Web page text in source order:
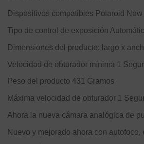
Dispositivos compatibles Polaroid Now
Tipo de control de exposición
Dimensiones del producto: largo x
Velocidad de obturador mínima 1
Peso del producto 431 Gramos
Máxima velocidad de obturador 1
Ahora la nueva cámara analógica de
Nuevo y mejorado ahora con